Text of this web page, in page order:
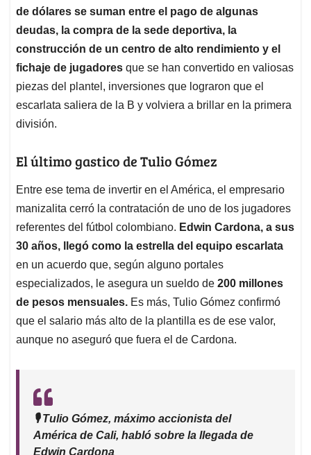
de dólares se suman entre el pago de algunas
deudas, la compra de la sede deportiva, la
construcción de un centro de alto rendimiento y el
fichaje de jugadores que se han convertido en valiosas
piezas del plantel, inversiones que lograron que el
escarlata saliera de la B y volviera a brillar en la primera
división.
El último gastico de Tulio Gómez
Entre ese tema de invertir en el América, el empresario
manizalita cerró la contratación de uno de los jugadores
referentes del fútbol colombiano. Edwin Cardona, a sus
30 años, llegó como la estrella del equipo escarlata
en un acuerdo que, según alguno portales
especializados, le asegura un sueldo de 200 millones
de pesos mensuales. Es más, Tulio Gómez confirmó
que el salario más alto de la plantilla es de ese valor,
aunque no aseguró que fuera el de Cardona.
🎙️ Tulio Gómez, máximo accionista del
América de Cali, habló sobre la llegada de
Edwin Cardona